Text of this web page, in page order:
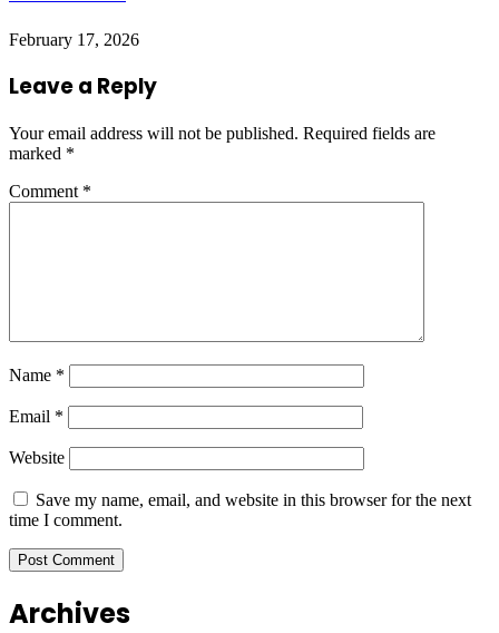
February 17, 2026
Leave a Reply
Your email address will not be published. Required fields are
marked *
Comment *
Name *
Email *
Website
Save my name, email, and website in this browser for the next
time I comment.
Archives